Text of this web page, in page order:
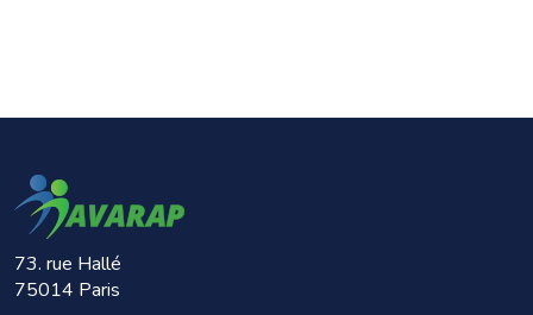
73. rue Hallé
75014 Paris